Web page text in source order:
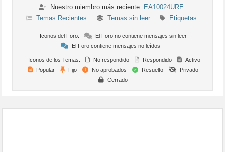
Nuestro miembro más reciente: EA10024URE
Temas Recientes
Temas sin leer Etiquetas
Iconos del Foro:
El Foro no contiene mensajes sin leer
El Foro contiene mensajes no leídos
Iconos de los Temas: No respondido Respondido
Activo
Popular
Fijo No aprobados Resuelto
Privado
Cerrado